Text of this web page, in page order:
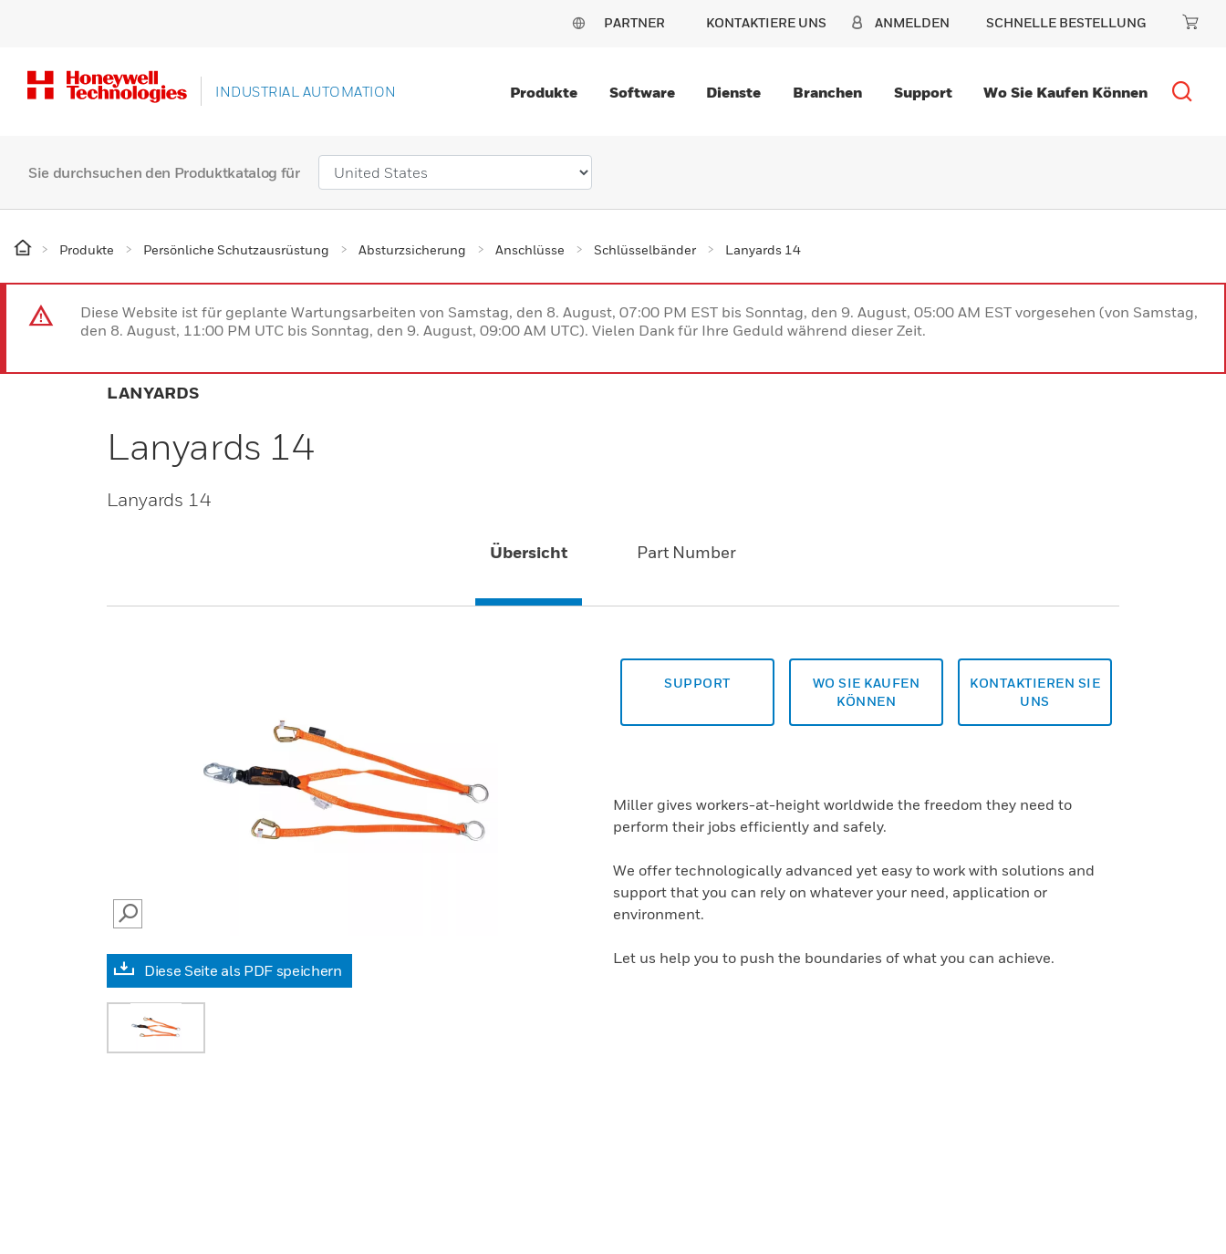
PARTNER KONTAKTIERE UNS ANMELDEN SCHNELLE BESTELLUNG
INDUSTRIAL AUTOMATION Produkte Software Dienste Branchen Support Wo Sie Kaufen Können
Sie durchsuchen den Produktkatalog für
Produkte Persönliche Schutzausrüstung Absturzsicherung Anschlüsse Schlüsselbänder Lanyards 14
Diese Website ist für geplante Wartungsarbeiten von Samstag, den 8. August, 07:00 PM EST bis Sonntag, den 9. August, 05:00 AM EST vorgesehen (von Samstag,
den 8. August, 11:00 PM UTC bis Sonntag, den 9. August, 09:00 AM UTC). Vielen Dank für Ihre Geduld während dieser Zeit.
LANYARDS
Lanyards 14
Lanyards 14
Übersicht Part Number
SEARCH
Diese Seite als PDF speichern
SUPPORT
WO SIE KAUFEN
KÖNNEN
KONTAKTIEREN SIE
UNS
Miller gives workers-at-height worldwide the freedom they need to
perform their jobs efficiently and safely.
We offer technologically advanced yet easy to work with solutions and
support that you can rely on whatever your need, application or
environment.
Let us help you to push the boundaries of what you can achieve.